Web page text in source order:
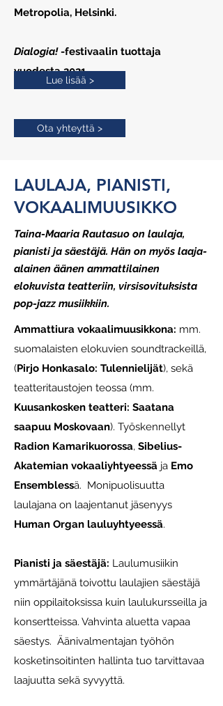
Metropolia, Helsinki.
Dialogia!-festivaalin tuottaja
vuodesta 2021.
Lue lisää >
Ota yhteyttä >
LAULAJA, PIANISTI,
VOKAALIMUUSIKKO
Taina-Maaria Rautasuo on laulaja,
pianisti ja säestäjä. Hän on myös laaja-
alainen äänen ammattilainen
elokuvista teatteriin, virsisovituksista
pop-jazz musiikkiin.
Ammattiura vokaalimuusikkona: mm.
suomalaisten elokuvien soundtrackeillä,
(Pirjo Honkasalo: Tulennielijät), sekä
teatteritaustojen teossa (mm.
Kuusankosken teatteri: Saatana
saapuu Moskovaan). Työskennellyt
Radion Kamarikuorossa, Sibelius-
Akatemian vokaaliyhtyeessä ja Emo
Ensemblessä. Monipuolisuutta
laulajana on laajentanut jäsenyys
Human Organ lauluyhtyeessä.
Pianisti ja säestäjä: Laulumusiikin
ymmärtäjänä toivottu laulajien säestäjä
niin oppilaitoksissa kuin laulukursseilla ja
konsertteissa. Vahvinta aluetta vapaa
säestys. Äänivalmentajan työhön
kosketinsoitinten hallinta tuo tarvittavaa
laajuutta sekä syvyyttä.